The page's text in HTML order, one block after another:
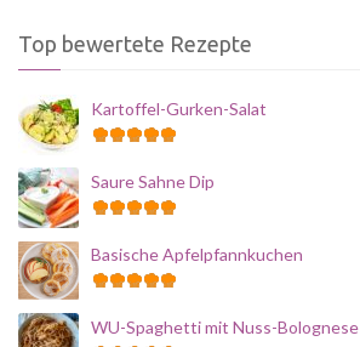
Top bewertete Rezepte
Kartoffel-Gurken-Salat
Saure Sahne Dip
Basische Apfelpfannkuchen
WU-Spaghetti mit Nuss-Bolognese